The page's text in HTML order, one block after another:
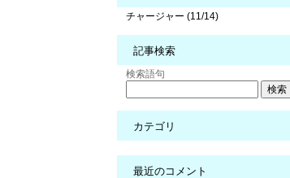
チャージャー (11/14)
記事検索
検索語句
カテゴリ
最近のコメント